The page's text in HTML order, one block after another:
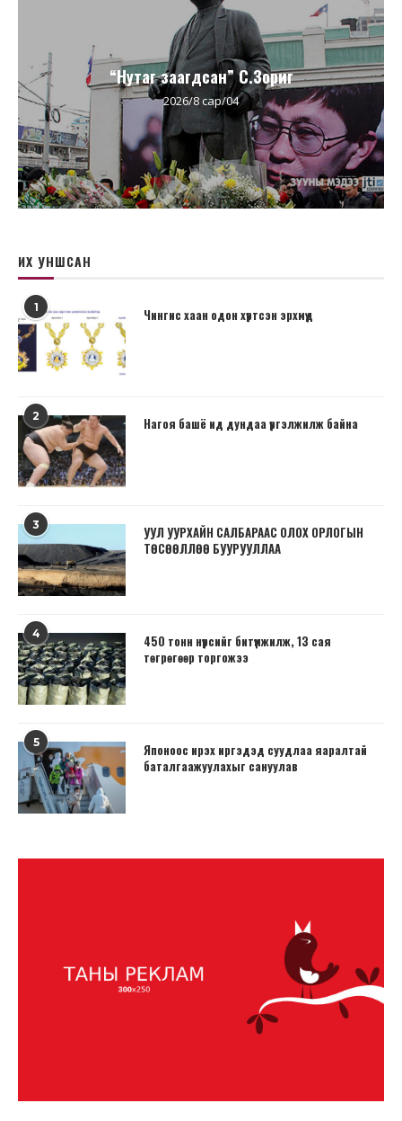
“Нутаг заагдсан” С.Зориг
2026/8 сар/04
ИХ УНШСАН
1 Чингис хаан одон хүртсэн эрхмүүд
2 Нагоя башё ид дундаа үргэлжилж байна
3
УУЛ УУРХАЙН САЛБАРААС ОЛОХ ОРЛОГЫН
ТӨСӨӨЛЛӨӨ БУУРУУЛЛАА
4
450 тонн нүүрсийг битүүмжилж, 13 сая
төгрөгөөр торгожээ
5
Японоос ирэх иргэдэд суудлаа яаралтай
баталгаажуулахыг сануулав